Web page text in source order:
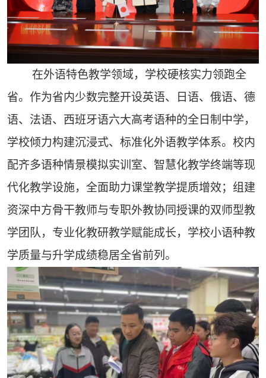
在外语特色教学领域，学校硬核实力领跑全
省。作为省内少数完整开设英语、日语、俄语、德
语、法语、西班牙语六大高考语种的全日制中学，
学校倾力构建沉浸式、标准化外语教学体系。校内
配齐多语种情景模拟实训室、智慧化教学终端等现
代化教学设施，全面助力课堂教学提质增效；组建
资深中方骨干教师与专职外教协同授课的双师型教
学团队，专业化教研教学赋能成长，学校小语种教
学质量与升学成绩稳居全省前列。